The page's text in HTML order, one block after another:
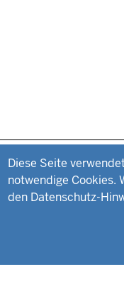
Diese Seite
notwendige Cookies.
den Datenschutz-
Fußzeile